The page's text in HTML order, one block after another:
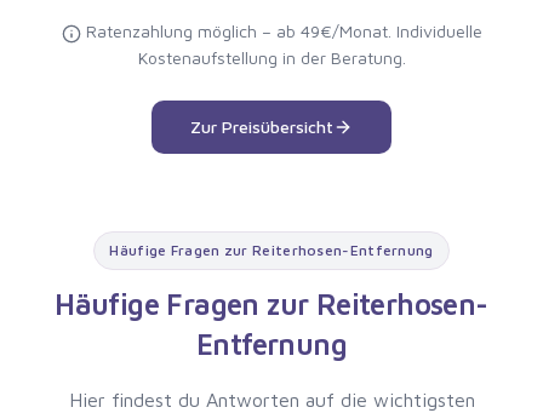
Ratenzahlung möglich – ab 49€/Monat. Individuelle
Kostenaufstellung in der Beratung.
Zur Preisübersicht
Häufige Fragen zur Reiterhosen-Entfernung
Häufige Fragen zur Reiterhosen-
Entfernung
Hier findest du Antworten auf die wichtigsten